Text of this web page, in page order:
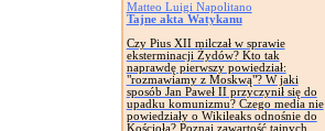
Matteo Luigi Napolitano
Tajne akta Watykanu
Czy Pius XII milczał w sprawie
eksterminacji Żydów? Kto tak
naprawdę pierwszy powiedział:
"rozmawiamy z Moskwą"? W jaki
sposób Jan Paweł II przyczynił się do
upadku komunizmu? Czego media nie
powiedziały o Wikileaks odnośnie do
Kościoła? Poznaj zawartość tajnych